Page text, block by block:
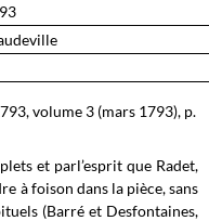
volume 3 (mars 1793), p.
et parl’esprit que Radet,
à foison dans la pièce, sans
(Barré et Desfontaines,